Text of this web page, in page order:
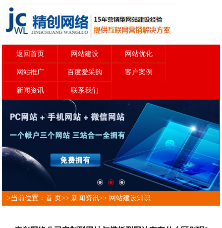
返回首页 网站建设 网站优化
网站推广 百度爱采购 客户案例
新闻资讯 联系我们
>当前位置：首 页>> 新闻资讯>> 网站建设知识